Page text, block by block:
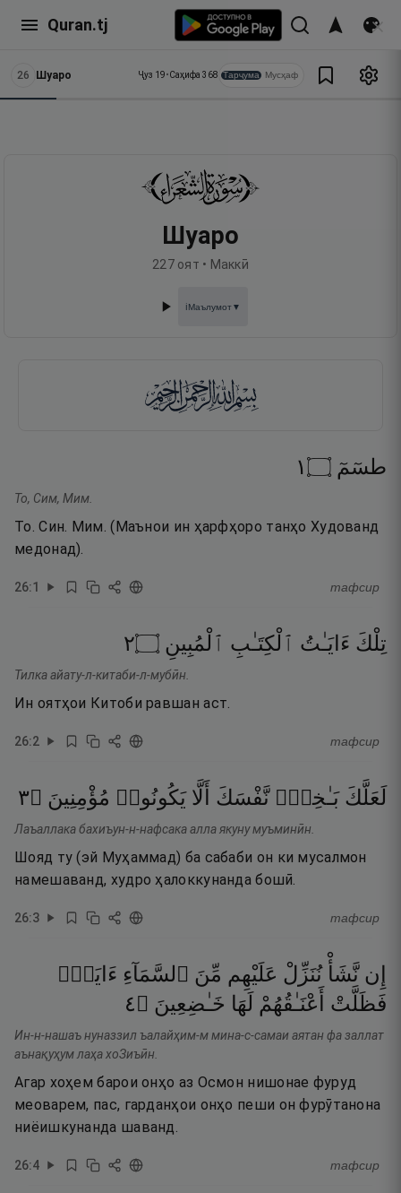
Quran.tj
26 Шуаро Ҷуз 19•Саҳифа 368 Тарҷума Мусҳаф
Шуаро
227оят • Маккӣ
ℹ️Маълумот▼
طسٓمٓ ۝١
То, Сим, Мим.
То. Син. Мим. (Маънои ин ҳарфҳоро танҳо Худованд
медонад).
26:1 тафсир
تِلْكَ ءَايَـٰتُ ٱلْكِتَـٰبِ ٱلْمُبِينِ ۝٢
Тилка айату-л-китаби-л-мубӣн.
Ин оятҳои Китоби равшан аст.
26:2 тафсир
لَعَلَّكَ بَـٰخِعٌۭ نَّفْسَكَ أَلَّا يَكُونُوا۟ مُؤْمِنِينَ ۝٣
Лаъаллака бахиъун-н-нафсака алла якуну муъминӣн.
Шояд ту (эй Муҳаммад) ба сабаби он ки мусалмон
намешаванд, худро ҳалоккунанда бошӣ.
26:3 тафсир
إِن نَّشَأْ نُنَزِّلْ عَلَيْهِم مِّنَ ٱلسَّمَآءِ ءَايَةًۭ
فَظَلَّتْ
أَعْنَـٰقُهُمْ لَهَا خَـٰضِعِينَ ۝٤
Ин-н-нашаъ нуназзил ъалайҳим-м мина-с-самаи аятан фа заллат
аънақуҳум лаҳа хоЗиъӣн.
Агар хоҳем барои онҳо аз Осмон нишонае фуруд
меоварем, пас, гарданҳои онҳо пеши он фурӯтанона
ниёишкунанда шаванд.
26:4 тафсир